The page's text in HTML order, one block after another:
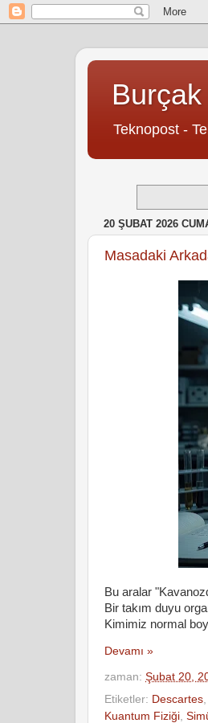
Teknopost -
20 ŞUBAT 2026
Masadaki
Bu aralar
Bir takım duyu
Kimimiz normal
Devamı »
zaman: Şubat 20,
Etiketler: Descartes
Kuantum Fiziği